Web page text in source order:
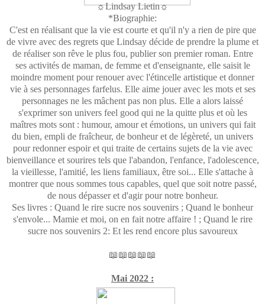
☼Lindsay Lietin☼
*Biographie:
C'est en réalisant que la vie est courte et qu'il n'y a rien de pire que
de vivre avec des regrets que Lindsay décide de prendre la plume et
de réaliser son rêve le plus fou, publier son premier roman. Entre
ses activités de maman, de femme et d'enseignante, elle saisit le
moindre moment pour renouer avec l'étincelle artistique et donner
vie à ses personnages farfelus. Elle aime jouer avec les mots et ses
personnages ne les mâchent pas non plus. Elle a alors laissé
s'exprimer son univers feel good qui ne la quitte plus et où les
maîtres mots sont : humour, amour et émotions, un univers qui fait
du bien, empli de fraîcheur, de bonheur et de légèreté, un univers
pour redonner espoir et qui traite de certains sujets de la vie avec
bienveillance et sourires tels que l'abandon, l'enfance, l'adolescence,
la vieillesse, l'amitié, les liens familiaux, être soi... Elle s'attache à
montrer que nous sommes tous capables, quel que soit notre passé,
de nous dépasser et d'agir pour notre bonheur.
Ses livres : Quand le rire sucre nos souvenirs ; Quand le bonheur
s'envole... Mamie et moi, on en fait notre affaire ! ; Quand le rire
sucre nos souvenirs 2: Et les rend encore plus savoureux
📖📖📖📖📖
Mai 2022 :